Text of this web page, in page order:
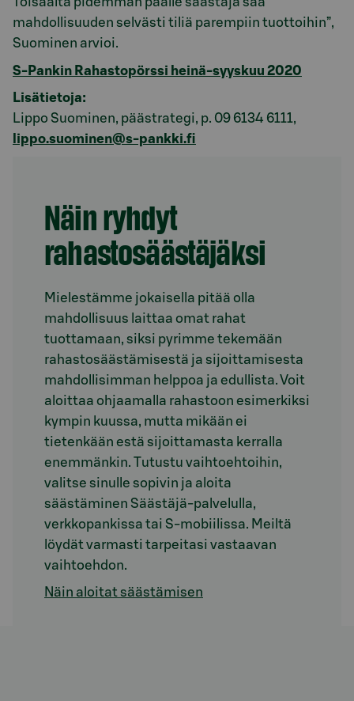
mahdollisuuden selvästi tiliä parempiin tuottoihin”,
Suominen arvioi.
S-Pankin Rahastopörssi heinä-syyskuu 2020
Lisätietoja:
Lippo Suominen, päästrategi, p. 09 6134 6111,
lippo.suominen@s-pankki.fi
Näin ryhdyt
rahastosäästäjäksi
Mielestämme jokaisella pitää olla
mahdollisuus laittaa omat rahat
tuottamaan, siksi pyrimme tekemään
rahastosäästämisestä ja sijoittamisesta
mahdollisimman helppoa ja edullista. Voit
aloittaa ohjaamalla rahastoon esimerkiksi
kympin kuussa, mutta mikään ei
tietenkään estä sijoittamasta kerralla
enemmänkin. Tutustu vaihtoehtoihin,
valitse sinulle sopivin ja aloita
säästäminen Säästäjä-palvelulla,
verkkopankissa tai S-mobiilissa. Meiltä
löydät varmasti tarpeitasi vastaavan
vaihtoehdon.
Näin aloitat säästämisen